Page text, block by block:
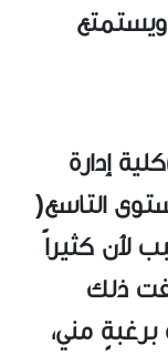
ويستمتع
إدارة
التاسع(
لأن كثيراً
ذلك
برغبةٍ مني،